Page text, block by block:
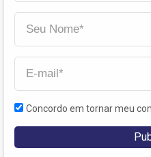
Concordo em tornar meu